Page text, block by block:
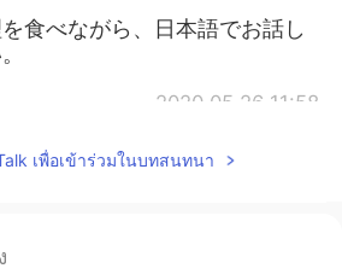
食べながら、日本語でお話し
2020.05.26 11:58
張って！
เพื่อเข้าร่วมในบทสนทนา